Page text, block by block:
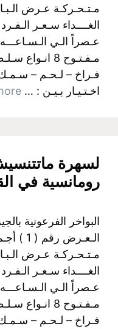
مـتـحـركـة عـرض
مـفـتـوح 8
فـراخ – لـحـم –
اخـتـيـار بـيـن : …
رومانسية في
البواخر الفرعونية
مـتـحـركـة عـرض
مـفـتـوح 8
فـراخ – لـحـم –